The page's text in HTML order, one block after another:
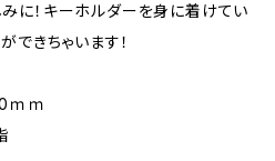
に！キーホルダーを身に着けてい
できちゃいます！
ｍｍ